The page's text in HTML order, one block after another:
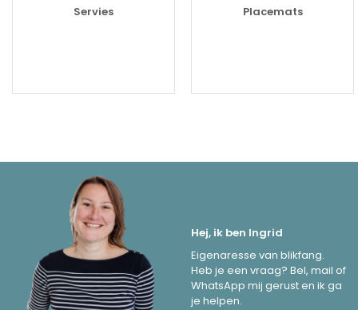
Servies Placemats
Hej, ik ben Ingrid
Eigenaresse van blikfang.
Heb je een vraag? Bel, mail of
WhatsApp mij gerust en ik ga
je helpen.